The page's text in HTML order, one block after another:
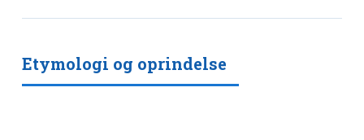
Etymologi og oprindelse